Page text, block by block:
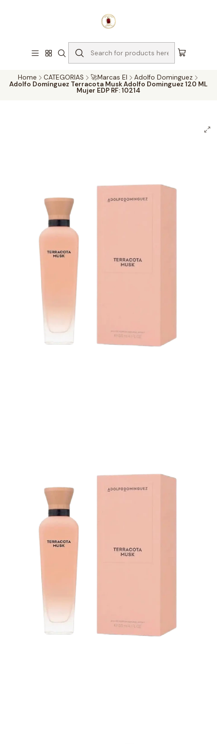
Los precios de los perfumes originales están sujetos a
cambios diarios por parte de nuestros proveedores.
aquí para actualizar el precio o envíenos un mensaje de
Explorar
Home CATEGORIAS 🚀Marcas EI
Adolfo Dominguez
Adolfo Domínguez Terracota Musk Adolfo Dominguez 120 ML
Mujer EDP RF: 10214